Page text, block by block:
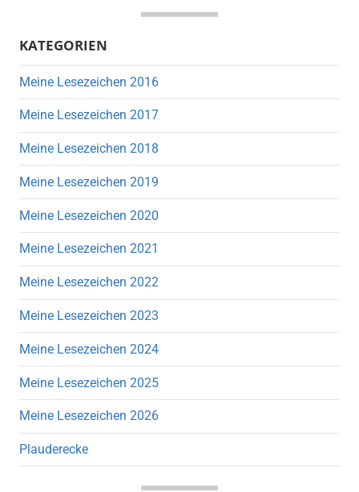
KATEGORIEN
Meine Lesezeichen 2016
Meine Lesezeichen 2017
Meine Lesezeichen 2018
Meine Lesezeichen 2019
Meine Lesezeichen 2020
Meine Lesezeichen 2021
Meine Lesezeichen 2022
Meine Lesezeichen 2023
Meine Lesezeichen 2024
Meine Lesezeichen 2025
Meine Lesezeichen 2026
Plauderecke